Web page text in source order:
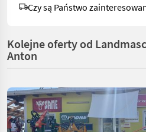
Czy są Państwo
Kolejne oferty od
Anton